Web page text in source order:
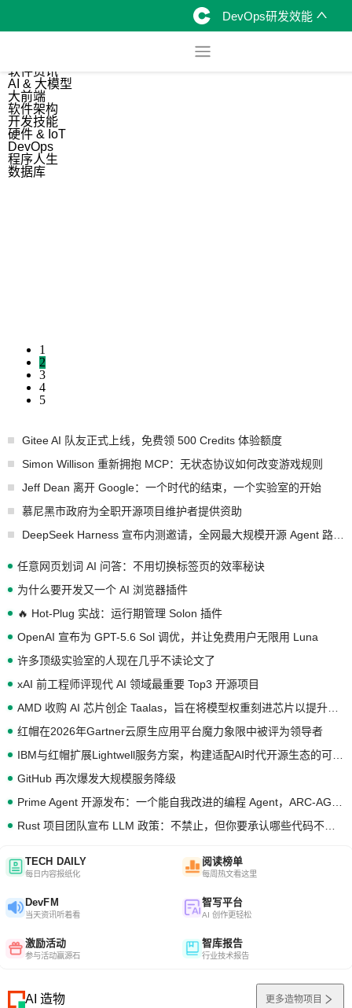
DevOps研发效能
软件资讯
AI & 大模型
大前端
软件架构
开发技能
硬件 & IoT
DevOps
程序人生
数据库
1
2
3
4
5
Gitee AI 队友正式上线，免费领 500 Credits 体验额度
Simon Willison 重新拥抱 MCP：无状态协议如何改变游戏规则
Jeff Dean 离开 Google：一个时代的结束，一个实验室的开始
慕尼黑市政府为全职开源项目维护者提供资助
任意网页划词 AI 问答：不用切换标签页的效率秘诀
为什么要开发又一个 AI 浏览器插件
🔥 Hot-Plug 实战：运行期管理 Solon 插件
OpenAI 宣布为 GPT-5.6 Sol 调优，并让免费用户无限用 Luna
许多顶级实验室的人现在几乎不读论文了
xAI 前工程师评现代 AI 领域最重要 Top3 开源项目
红帽在2026年Gartner云原生应用平台魔力象限中被评为领导者
GitHub 再次爆发大规模服务降级
TECH DAILY
每日内容报纸化
阅读榜单
每周热文看这里
DevFM
当天资讯听着看
智写平台
AI 创作更轻松
激励活动
参与活动赢源石
智库报告
行业技术报告
AI 造物 更多造物项目